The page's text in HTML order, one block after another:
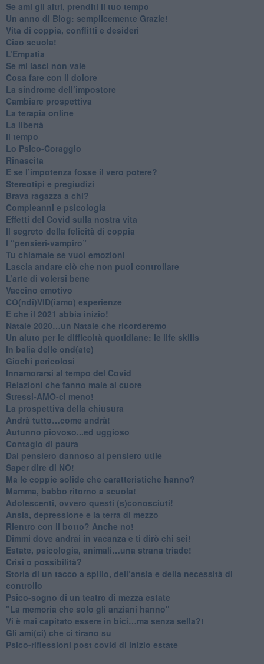
​Se ami gli altri, prenditi il tuo tempo
​Un anno di Blog: semplicemente Grazie!
​Vita di coppia, conflitti e desideri
​Ciao scuola!
​L’Empatia
​Se mi lasci non vale
Cosa fare con il dolore
​La sindrome dell’impostore
​Cambiare prospettiva
La terapia online
La libertà
​Il tempo
​Lo Psico-Coraggio
Rinascita
​E se l’impotenza fosse il vero potere?
Stereotipi e pregiudizi
​Brava ragazza a chi?
​Compleanni e psicologia
Effetti del Covid sulla nostra vita
Il segreto della felicità di coppia
​I “pensieri-vampiro”
​Tu chiamale se vuoi emozioni
​Lascia andare ciò che non puoi controllare
L’arte di volersi bene
​Vaccino emotivo
CO(ndi)VID(iamo) esperienze
​E che il 2021 abbia inizio!
​Natale 2020…un Natale che ricorderemo
Un aiuto per le difficoltà quotidiane: le life skills
​In balia delle ond(ate)
Giochi pericolosi
Innamorarsi al tempo del Covid
​Relazioni che fanno male al cuore
​Stressi-AMO-ci meno!
​La prospettiva della chiusura
​Andrà tutto…come andrà!
Autunno piovoso...ed uggioso
​Contagio di paura
​Dal pensiero dannoso al pensiero utile
​Saper dire di NO!
​Ma le coppie solide che caratteristiche hanno?
​Mamma, babbo ritorno a scuola!
Adolescenti, ovvero questi (s)conosciuti!
Ansia, depressione e la terra di mezzo
​Rientro con il botto? Anche no!
Dimmi dove andrai in vacanza e ti dirò chi sei!
​Estate, psicologia, animali…una strana triade!
​Crisi o possibilità?
​Storia di un tacco a spillo, dell’ansia e della necessità di
controllo
​Psico-sogno di un teatro di mezza estate
"La memoria che solo gli anziani hanno"
​Vi è mai capitato essere in bici…ma senza sella?!
​Gli ami(ci) che ci tirano su
Psico-riflessioni post covid di inizio estate